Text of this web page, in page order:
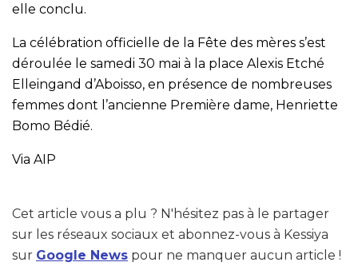
elle conclu.
La célébration officielle de la Fête des mères s’est
déroulée le samedi 30 mai à la place Alexis Etché
Elleingand d’Aboisso, en présence de nombreuses
femmes dont l’ancienne Première dame, Henriette
Bomo Bédié.
Via AIP
Cet article vous a plu ? N'hésitez pas à le partager
sur les réseaux sociaux et abonnez-vous à Kessiya
sur Google News pour ne manquer aucun article !